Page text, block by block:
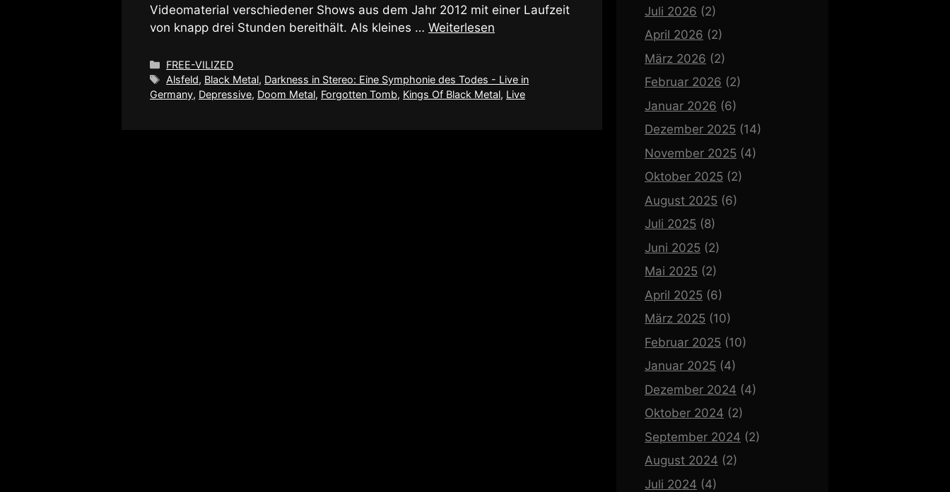
Videomaterial verschiedener Shows aus dem Jahr 2012 mit einer Laufzeit
von knapp drei Stunden bereithält. Als kleines … Weiterlesen
Kategorien
FREE-VILIZED
Schlagwörter
Alsfeld, Black Metal, Darkness in Stereo: Eine Symphonie des Todes - Live in
Germany, Depressive, Doom Metal, Forgotten Tomb, Kings Of Black Metal, Live
Juli 2026 (2)
April 2026 (2)
März 2026 (2)
Februar 2026 (2)
Januar 2026 (6)
Dezember 2025 (14)
November 2025 (4)
Oktober 2025 (2)
August 2025 (6)
Juli 2025 (8)
Juni 2025 (2)
Mai 2025 (2)
April 2025 (6)
März 2025 (10)
Februar 2025 (10)
Januar 2025 (4)
Dezember 2024 (4)
Oktober 2024 (2)
September 2024 (2)
August 2024 (2)
Juli 2024 (4)